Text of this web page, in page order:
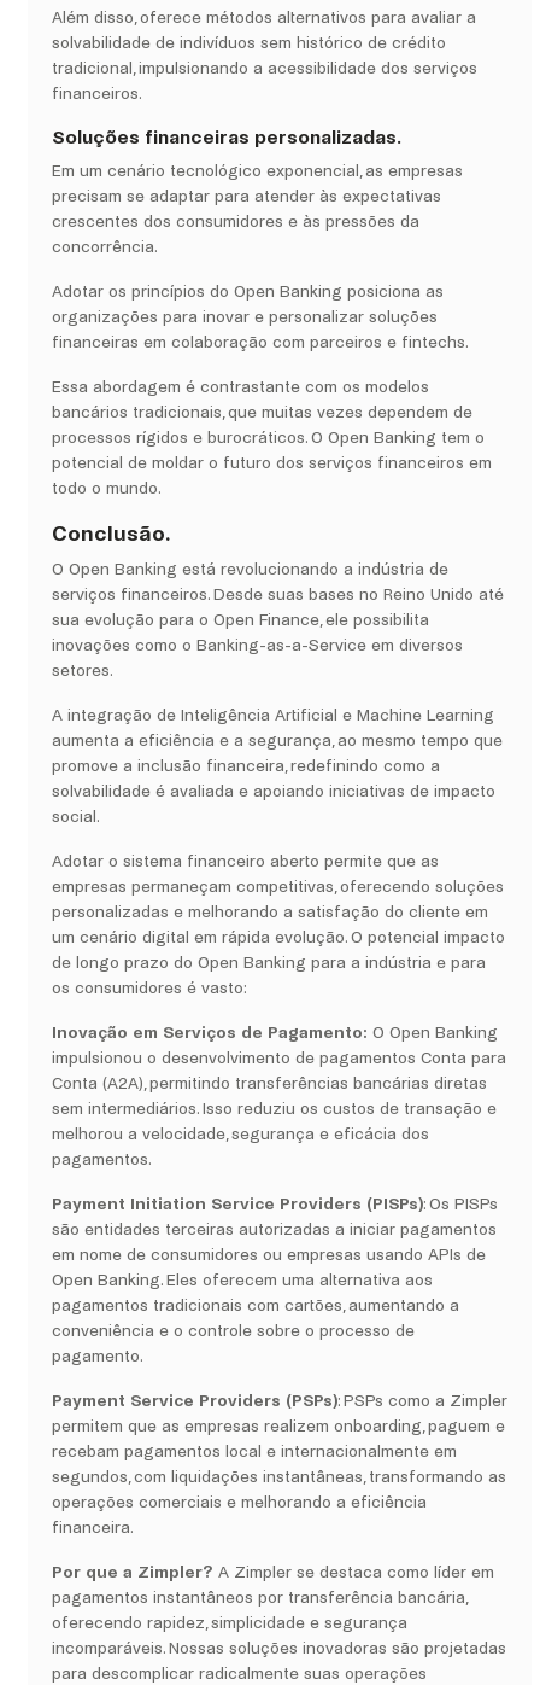
Além disso, oferece métodos alternativos para avaliar a
solvabilidade de indivíduos sem histórico de crédito
tradicional, impulsionando a acessibilidade dos serviços
financeiros.
Soluções financeiras personalizadas.
Em um cenário tecnológico exponencial, as empresas
precisam se adaptar para atender às expectativas
crescentes dos consumidores e às pressões da
concorrência.
Adotar os princípios do Open Banking posiciona as
organizações para inovar e personalizar soluções
financeiras em colaboração com parceiros e fintechs.
Essa abordagem é contrastante com os modelos
bancários tradicionais, que muitas vezes dependem de
processos rígidos e burocráticos. O Open Banking tem o
potencial de moldar o futuro dos serviços financeiros em
todo o mundo.
Conclusão.
O Open Banking está revolucionando a indústria de
serviços financeiros. Desde suas bases no Reino Unido até
sua evolução para o Open Finance, ele possibilita
inovações como o Banking-as-a-Service em diversos
setores.
A integração de Inteligência Artificial e Machine Learning
aumenta a eficiência e a segurança, ao mesmo tempo que
promove a inclusão financeira, redefinindo como a
solvabilidade é avaliada e apoiando iniciativas de impacto
social.
Adotar o sistema financeiro aberto permite que as
empresas permaneçam competitivas, oferecendo soluções
personalizadas e melhorando a satisfação do cliente em
um cenário digital em rápida evolução. O potencial impacto
de longo prazo do Open Banking para a indústria e para
os consumidores é vasto:
Inovação em Serviços de Pagamento: O Open Banking
impulsionou o desenvolvimento de pagamentos Conta para
Conta (A2A), permitindo transferências bancárias diretas
sem intermediários. Isso reduziu os custos de transação e
melhorou a velocidade, segurança e eficácia dos
pagamentos.
Payment Initiation Service Providers (PISPs): Os PISPs
são entidades terceiras autorizadas a iniciar pagamentos
em nome de consumidores ou empresas usando APIs de
Open Banking. Eles oferecem uma alternativa aos
pagamentos tradicionais com cartões, aumentando a
conveniência e o controle sobre o processo de
pagamento.
Payment Service Providers (PSPs): PSPs como a Zimpler
permitem que as empresas realizem onboarding, paguem e
recebam pagamentos local e internacionalmente em
segundos, com liquidações instantâneas, transformando as
operações comerciais e melhorando a eficiência
financeira.
Por que a Zimpler? A Zimpler se destaca como líder em
pagamentos instantâneos por transferência bancária,
oferecendo rapidez, simplicidade e segurança
incomparáveis. Nossas soluções inovadoras são projetadas
para descomplicar radicalmente suas operações